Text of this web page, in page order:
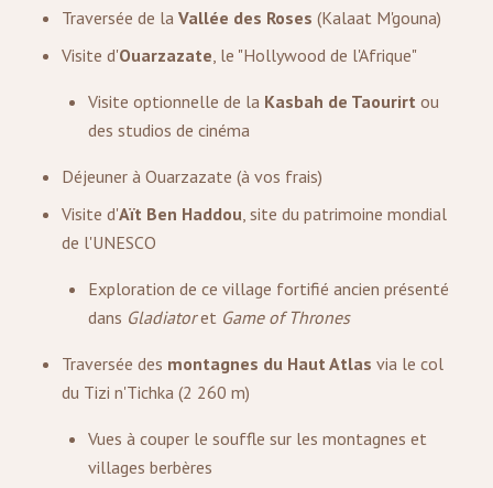
Traversée de la Vallée des Roses (Kalaat M'gouna)
Visite d'Ouarzazate, le "Hollywood de l'Afrique"
Visite optionnelle de la Kasbah de Taourirt ou
des studios de cinéma
Déjeuner à Ouarzazate (à vos frais)
Visite d'Aït Ben Haddou, site du patrimoine mondial
de l'UNESCO
Exploration de ce village fortifié ancien présenté
dans Gladiatoret Game of Thrones
Traversée des montagnes du Haut Atlas via le col
du Tizi n'Tichka (2 260 m)
Vues à couper le souffle sur les montagnes et
villages berbères